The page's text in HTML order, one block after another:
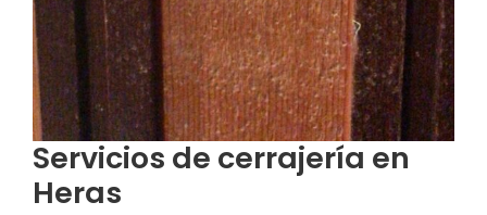
Servicios de cerrajería en
Heras